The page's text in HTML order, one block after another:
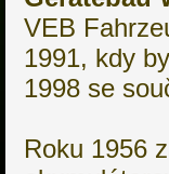
VEB
1991, kdy
1998 se
Roku 1956